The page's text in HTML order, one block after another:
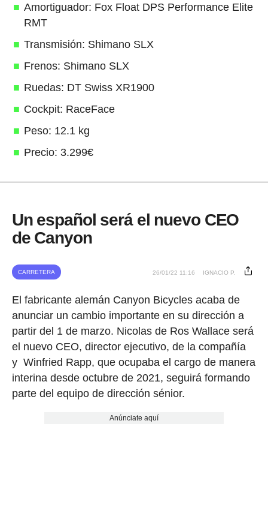
Amortiguador: Fox Float DPS Performance Elite
RMT
Transmisión: Shimano SLX
Frenos: Shimano SLX
Ruedas: DT Swiss XR1900
Cockpit: RaceFace
Peso: 12.1 kg
Precio: 3.299€
Un español será el nuevo CEO
de Canyon
CARRETERA 26/01/22 11:16 IGNACIO P.
El fabricante alemán Canyon Bicycles acaba de
anunciar un cambio importante en su dirección a
partir del 1 de marzo. Nicolas de Ros Wallace será
el nuevo CEO, director ejecutivo, de la compañía
y Winfried Rapp, que ocupaba el cargo de manera
interina desde octubre de 2021, seguirá formando
parte del equipo de dirección sénior.
Anúnciate aquí